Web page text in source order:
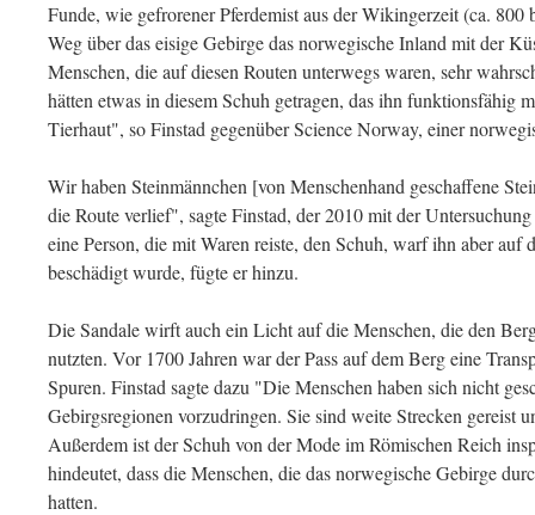
Funde, wie gefrorener Pferdemist aus der Wikingerzeit (ca. 800
Weg über das eisige Gebirge das norwegische Inland mit der
Menschen, die auf diesen Routen unterwegs waren, sehr
hätten etwas in diesem Schuh getragen, das ihn funktionsfähig
Tierhaut", so Finstad gegenüber Science Norway, einer
Wir haben Steinmännchen [von Menschenhand geschaffene
die Route verlief", sagte Finstad, der 2010 mit der
eine Person, die mit Waren reiste, den Schuh, warf ihn aber auf
beschädigt wurde, fügte er hinzu.
Die Sandale wirft auch ein Licht auf die Menschen, die den
nutzten. Vor 1700 Jahren war der Pass auf dem Berg eine
Spuren. Finstad sagte dazu "Die Menschen haben sich nicht
Gebirgsregionen vorzudringen. Sie sind weite Strecken gereist
Außerdem ist der Schuh von der Mode im Römischen Reich
hindeutet, dass die Menschen, die das norwegische Gebirge
hatten.